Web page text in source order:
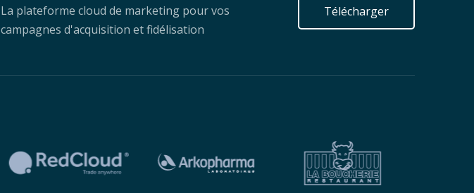
La plateforme cloud de marketing pour vos
campagnes d'acquisition et fidélisation
Télécharger